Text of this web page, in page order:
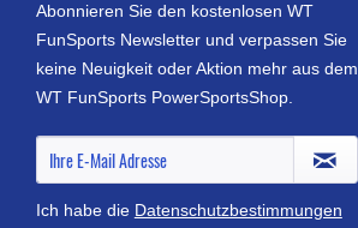
Abonnieren Sie den kostenlosen WT
FunSports Newsletter und verpassen Sie
keine Neuigkeit oder Aktion mehr aus dem
WT FunSports PowerSportsShop.
Ich habe die Datenschutzbestimmungen